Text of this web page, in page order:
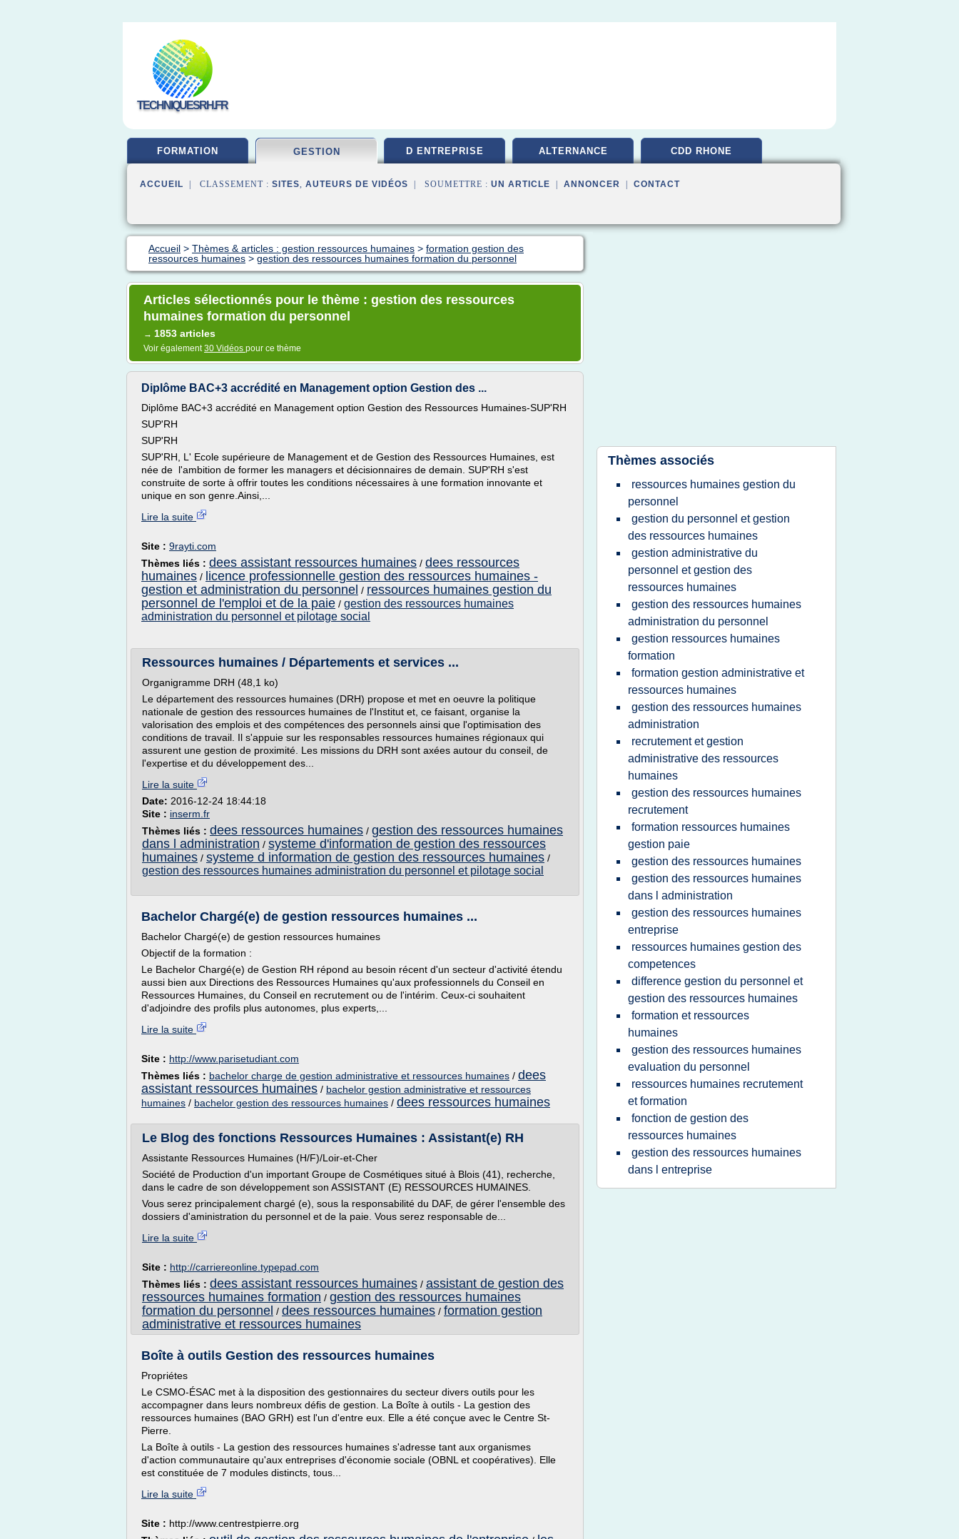
TECHNIQUESRH.FR
FORMATION GESTION D ENTREPRISE ALTERNANCE CDD RHONE
ACCUEIL | CLASSEMENT : SITES, AUTEURS DE VIDÉOS | SOUMETTRE : UN ARTICLE ANNONCER CONTACT
Accueil > Thèmes & articles : gestion ressources humaines > formation gestion des
ressources humaines > gestion des ressources humaines formation du personnel
Articles sélectionnés pour le thème : gestion des ressources
humaines formation du personnel
→ 1853 articles
Voir également30 Vidéos pour ce thème
Diplôme BAC+3 accrédité en Management option Gestion des ...
Diplôme BAC+3 accrédité en Management option Gestion des Ressources Humaines-SUP'RH
SUP'RH
SUP'RH
SUP'RH, L' Ecole supérieure de Management et de Gestion des Ressources Humaines, est
née de l'ambition de former les managers et décisionnaires de demain. SUP'RH s'est
construite de sorte à offrir toutes les conditions nécessaires à une formation innovante et
unique en son genre.Ainsi,...
Lire la suite
Site : 9rayti.com
Thèmes liés : dees assistant ressources humaines / dees ressources
humaines / licence professionnelle gestion des ressources humaines -
gestion et administration du personnel / ressources humaines gestion du
personnel de l'emploi et de la paie / gestion des ressources humaines
administration du personnel et pilotage social
Ressources humaines / Départements et services ...
Organigramme DRH (48,1 ko)
Le département des ressources humaines (DRH) propose et met en oeuvre la politique
nationale de gestion des ressources humaines de l'Institut et, ce faisant, organise la
valorisation des emplois et des compétences des personnels ainsi que l'optimisation des
conditions de travail. Il s'appuie sur les responsables ressources humaines régionaux qui
assurent une gestion de proximité. Les missions du DRH sont axées autour du conseil, de
l'expertise et du développement des...
Lire la suite
Date: 2016-12-24 18:44:18
Site : inserm.fr
Thèmes liés : dees ressources humaines / gestion des ressources humaines
dans l administration / systeme d'information de gestion des ressources
humaines / systeme d information de gestion des ressources humaines /
gestion des ressources humaines administration du personnel et pilotage social
Bachelor Chargé(e) de gestion ressources humaines ...
Bachelor Chargé(e) de gestion ressources humaines
Objectif de la formation :
Le Bachelor Chargé(e) de Gestion RH répond au besoin récent d'un secteur d'activité étendu
aussi bien aux Directions des Ressources Humaines qu'aux professionnels du Conseil en
Ressources Humaines, du Conseil en recrutement ou de l'intérim. Ceux-ci souhaitent
d'adjoindre des profils plus autonomes, plus experts,...
Lire la suite
Site : http://www.parisetudiant.com
Thèmes liés : bachelor charge de gestion administrative et ressources humaines / dees
assistant ressources humaines / bachelor gestion administrative et ressources
humaines / bachelor gestion des ressources humaines / dees ressources humaines
Le Blog des fonctions Ressources Humaines : Assistant(e) RH
Assistante Ressources Humaines (H/F)/Loir-et-Cher
Société de Production d'un important Groupe de Cosmétiques situé à Blois (41), recherche,
dans le cadre de son développement son ASSISTANT (E) RESSOURCES HUMAINES.
Vous serez principalement chargé (e), sous la responsabilité du DAF, de gérer l'ensemble des
dossiers d'aministration du personnel et de la paie. Vous serez responsable de...
Lire la suite
Site : http://carriereonline.typepad.com
Thèmes liés : dees assistant ressources humaines / assistant de gestion des
ressources humaines formation / gestion des ressources humaines
formation du personnel / dees ressources humaines / formation gestion
administrative et ressources humaines
Boîte à outils Gestion des ressources humaines
Propriétes
Le CSMO-ÉSAC met à la disposition des gestionnaires du secteur divers outils pour les
accompagner dans leurs nombreux défis de gestion. La Boîte à outils - La gestion des
ressources humaines (BAO GRH) est l'un d'entre eux. Elle a été conçue avec le Centre St-
Pierre.
La Boîte à outils - La gestion des ressources humaines s'adresse tant aux organismes
d'action communautaire qu'aux entreprises d'économie sociale (OBNL et coopératives). Elle
est constituée de 7 modules distincts, tous...
Lire la suite
Site : http://www.centrestpierre.org
Thèmes associés
ressources humaines gestion du
personnel
gestion du personnel et gestion
des ressources humaines
gestion administrative du
personnel et gestion des
ressources humaines
gestion des ressources humaines
administration du personnel
gestion ressources humaines
formation
formation gestion administrative et
ressources humaines
gestion des ressources humaines
administration
recrutement et gestion
administrative des ressources
humaines
gestion des ressources humaines
recrutement
formation ressources humaines
gestion paie
gestion des ressources humaines
gestion des ressources humaines
dans l administration
gestion des ressources humaines
entreprise
ressources humaines gestion des
competences
difference gestion du personnel et
gestion des ressources humaines
formation et ressources
humaines
gestion des ressources humaines
evaluation du personnel
ressources humaines recrutement
et formation
fonction de gestion des
ressources humaines
gestion des ressources humaines
dans l entreprise